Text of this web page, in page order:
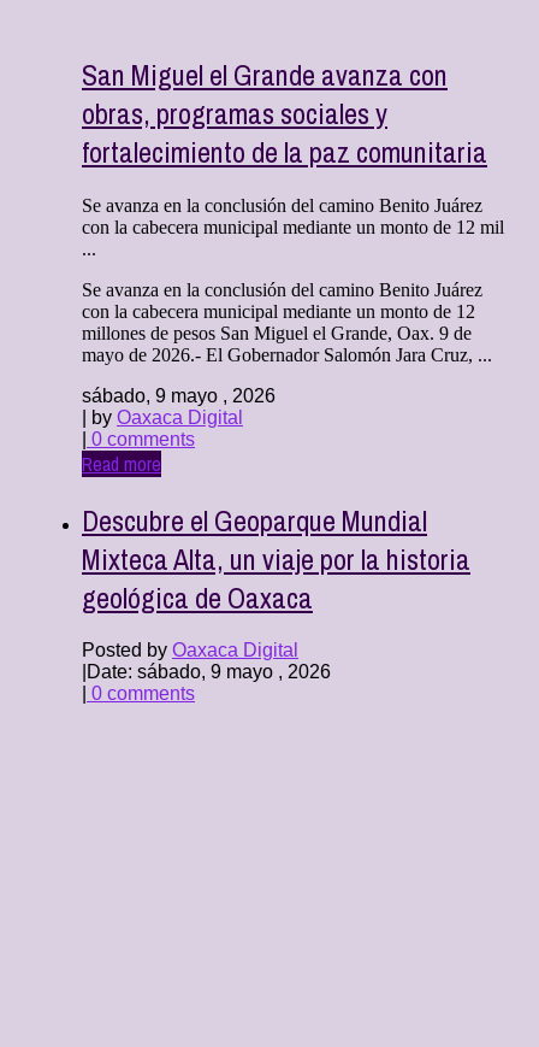
San Miguel el Grande avanza con
obras, programas sociales y
fortalecimiento de la paz comunitaria
Se avanza en la conclusión del camino Benito Juárez
con la cabecera municipal mediante un monto de 12 mil
...
Se avanza en la conclusión del camino Benito Juárez
con la cabecera municipal mediante un monto de 12
millones de pesos San Miguel el Grande, Oax. 9 de
mayo de 2026.- El Gobernador Salomón Jara Cruz, ...
sábado, 9 mayo , 2026
| by Oaxaca Digital
0 comments
Read more
Descubre el Geoparque Mundial
Mixteca Alta, un viaje por la historia
geológica de Oaxaca
Posted by Oaxaca Digital
Date: sábado, 9 mayo , 2026
0 comments